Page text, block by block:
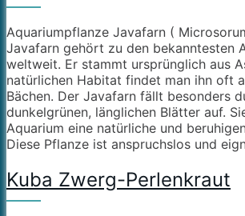
Aquariumpflanze Javafarn (
Javafarn gehört zu den bekanntesten
weltweit. Er stammt ursprünglich aus
natürlichen Habitat findet man ihn oft
Bächen. Der Javafarn fällt besonders
dunkelgrünen, länglichen Blätter auf.
Aquarium eine natürliche und
Diese Pflanze ist anspruchslos und
Kuba Zwerg-Perlenkraut